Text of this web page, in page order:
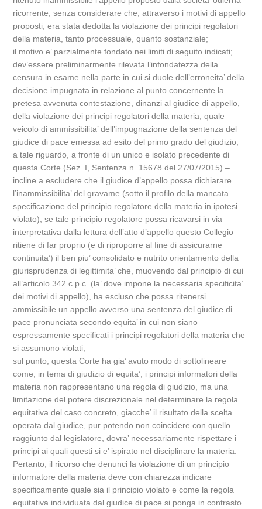
ricorrente, senza considerare che, attraverso i motivi di appello
proposti, era stata dedotta la violazione dei principi regolatori
della materia, tanto processuale, quanto sostanziale;
il motivo e’ parzialmente fondato nei limiti di seguito indicati;
dev’essere preliminarmente rilevata l’infondatezza della
censura in esame nella parte in cui si duole dell’erroneita’ della
decisione impugnata in relazione al punto concernente la
pretesa avvenuta contestazione, dinanzi al giudice di appello,
della violazione dei principi regolatori della materia, quale
veicolo di ammissibilita’ dell’impugnazione della sentenza del
giudice di pace emessa ad esito del primo grado del giudizio;
a tale riguardo, a fronte di un unico e isolato precedente di
questa Corte (Sez. I, Sentenza n. 15678 del 27/07/2015) –
incline a escludere che il giudice d’appello possa dichiarare
l’inammissibilita’ del gravame (sotto il profilo della mancata
specificazione del principio regolatore della materia in ipotesi
violato), se tale principio regolatore possa ricavarsi in via
interpretativa dalla lettura dell’atto d’appello questo Collegio
ritiene di far proprio (e di riproporre al fine di assicurarne
continuita’) il ben piu’ consolidato e nutrito orientamento della
giurisprudenza di legittimita’ che, muovendo dal principio di cui
all’articolo 342 c.p.c. (la’ dove impone la necessaria specificita’
dei motivi di appello), ha escluso che possa ritenersi
ammissibile un appello avverso una sentenza del giudice di
pace pronunciata secondo equita’ in cui non siano
espressamente specificati i principi regolatori della materia che
si assumono violati;
sul punto, questa Corte ha gia’ avuto modo di sottolineare
come, in tema di giudizio di equita’, i principi informatori della
materia non rappresentano una regola di giudizio, ma una
limitazione del potere discrezionale nel determinare la regola
equitativa del caso concreto, giacche’ il risultato della scelta
operata dal giudice, pur potendo non coincidere con quello
raggiunto dal legislatore, dovra’ necessariamente rispettare i
principi ai quali questi si e’ ispirato nel disciplinare la materia.
Pertanto, il ricorso che denunci la violazione di un principio
informatore della materia deve con chiarezza indicare
specificamente quale sia il principio violato e come la regola
equitativa individuata dal giudice di pace si ponga in contrasto